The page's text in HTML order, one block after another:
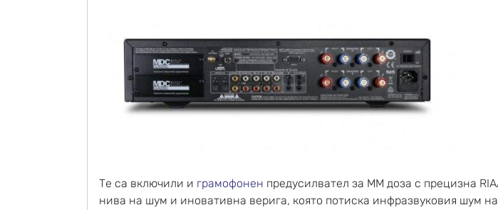
Те са включили и грамофонен предусилвател за MM доза с прецизна
нива на шум и иновативна верига, която потиска инфразвуковия шум